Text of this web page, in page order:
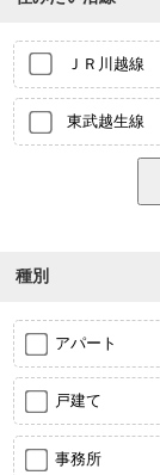
ＪＲ川越線
東武越生線
種別
アパート
戸建て
事務所